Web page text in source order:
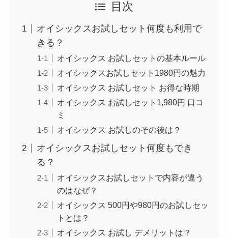
目次
オイシックスお試しセット何度も利用で
きる？
オイシックス お試しセットの基本ルール
オイシックスお試しセット1980円の魅力
オイシックス お試しセット お得な時期
オイシックス お試しセット1,980円 口コ
ミ
オイシックス お試しのその後は？
オイシックスお試しセット何度もでき
る？
オイシックスお試しセットで内容が違う
のはなぜ？
オイシックス 500円や980円のお試しセッ
トとは？
オイシックス お試し デメリットは？